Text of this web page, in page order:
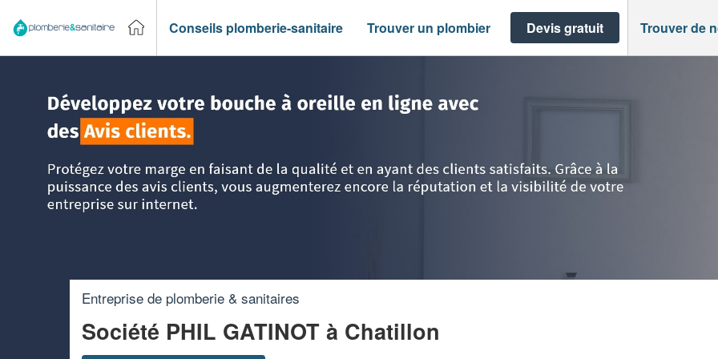
Conseils plomberie-sanitaire Trouver un plombier Devis gratuit Trouver de
Entreprise de plomberie & sanitaires
Société PHIL GATINOT à Chatillon